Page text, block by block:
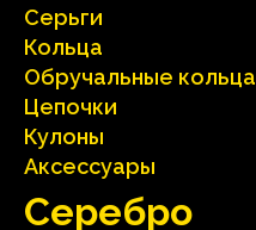
Серьги
Кольца
Oбручальные кольца
Цепочки
Кулоны
Аксесcуары
Серебрo